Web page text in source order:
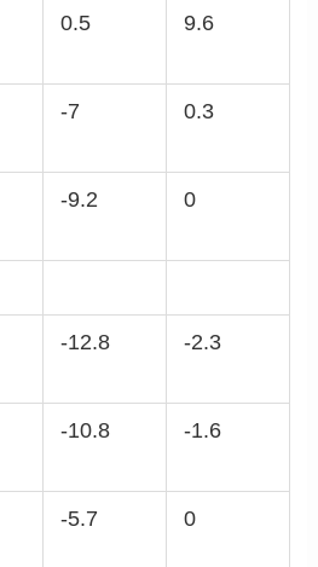
0.5 9.6
-7 0.3
-9.2 0
-12.8 -2.3
-10.8 -1.6
-5.7 0